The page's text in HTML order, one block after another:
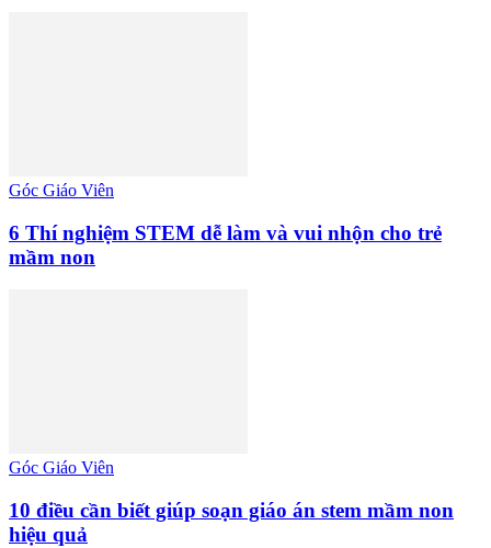
Góc Giáo Viên
6 Thí nghiệm STEM dễ làm và vui nhộn cho trẻ
mầm non
Góc Giáo Viên
10 điều cần biết giúp soạn giáo án stem mầm non
hiệu quả